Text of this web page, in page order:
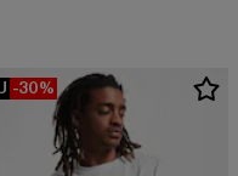
-30%